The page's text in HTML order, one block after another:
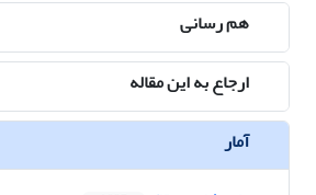
هم رسانی
ارجاع به این مقاله
آمار